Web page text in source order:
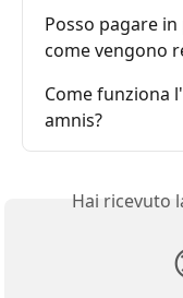
Posso pagare
come vengono
Come funziona
amnis?
Hai ricevuto